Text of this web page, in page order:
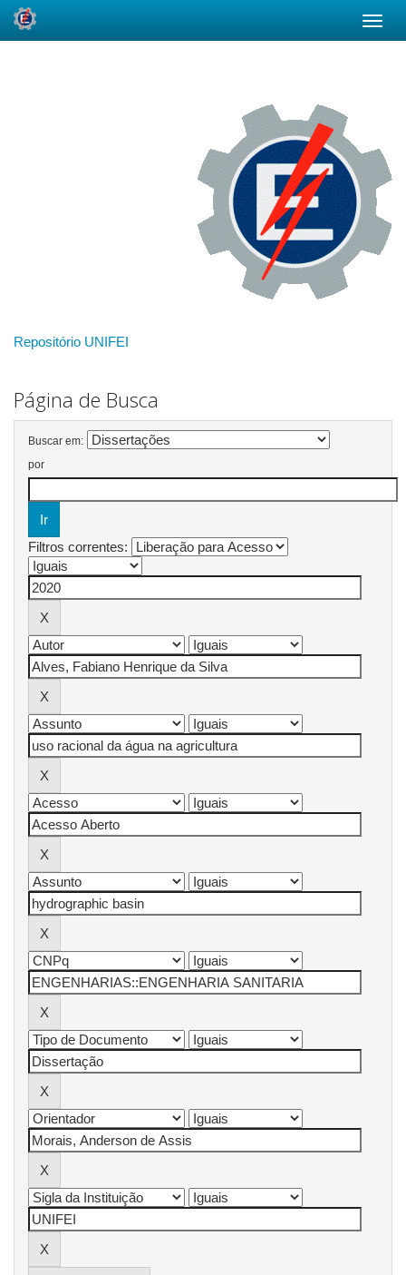
Repositório UNIFEI
Página de Busca
Buscar em:
por
Filtros correntes: